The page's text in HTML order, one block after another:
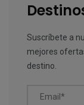
Suscríbete a
mejores
destino.
Email*